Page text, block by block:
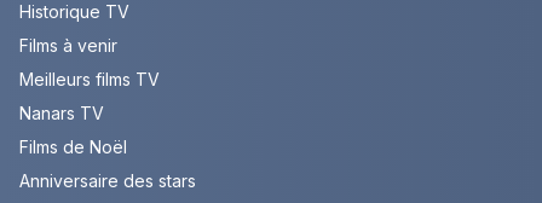
Historique TV
Films à venir
Meilleurs films TV
Nanars TV
Films de Noël
Anniversaire des stars